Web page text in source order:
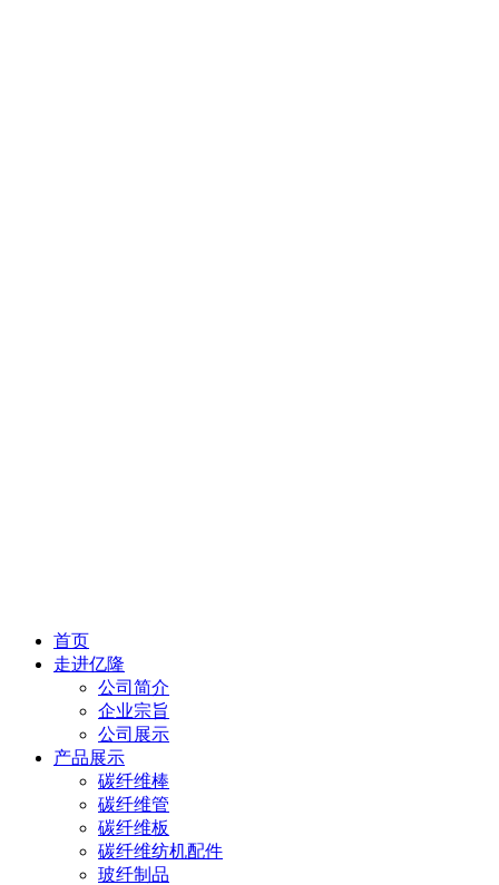
首页
走进亿隆
公司简介
企业宗旨
公司展示
产品展示
碳纤维棒
碳纤维管
碳纤维板
碳纤维纺机配件
玻纤制品